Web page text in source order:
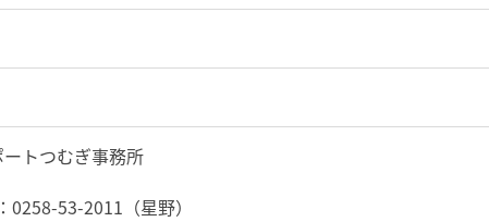
トつむぎ事務所
0258-53-2011（星野）